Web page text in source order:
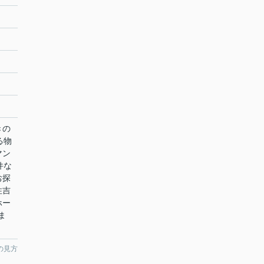
の
物
ン
な
探
吉
ー
見方